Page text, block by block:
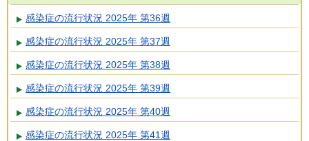
感染症の流行状況 2025年 第36週
感染症の流行状況 2025年 第37週
感染症の流行状況 2025年 第38週
感染症の流行状況 2025年 第39週
感染症の流行状況 2025年 第40週
感染症の流行状況 2025年 第41週